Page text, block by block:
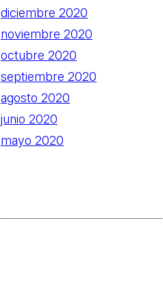
diciembre 2020
noviembre 2020
octubre 2020
septiembre 2020
agosto 2020
junio 2020
mayo 2020